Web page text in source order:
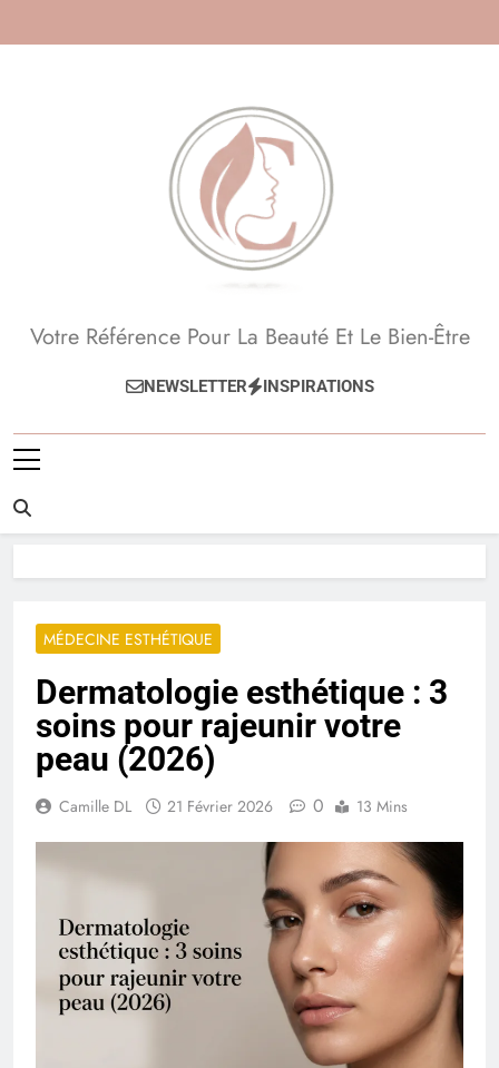
Beauté, Esthétique,
Anti-Âge
Votre Référence Pour La Beauté Et Le Bien-Être
NEWSLETTER INSPIRATIONS
MÉDECINE ESTHÉTIQUE
Dermatologie esthétique : 3
soins pour rajeunir votre
peau (2026)
Camille DL 21 Février 2026 0 13 Mins